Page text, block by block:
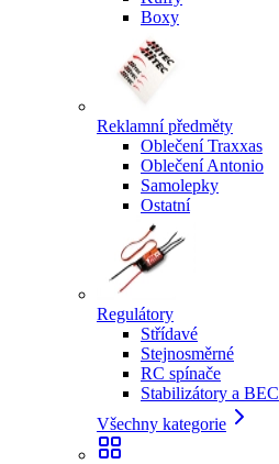
Boxy
Reklamní předměty
Oblečení Traxxas
Oblečení Antonio
Samolepky
Ostatní
Regulátory
Střídavé
Stejnosměrné
RC spínače
Stabilizátory a BEC
Všechny kategorie